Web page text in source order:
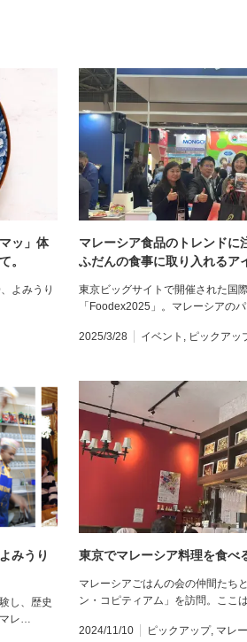
ッ」体
。
よみうり
マレーシア食品のトレンドに
ふだんの食事に取り入れるア
東京ビッグサイトで開催された国
「Foodex2025」。マレーシアの
2025/3/28 イベント , ピックアッ
みうり
し、歴史
マレ…
東京でマレーシア料理を食べ
マレーシアごはんの会の仲間たち
ン・コピティアム」を訪問。ここ
2024/11/10 ピックアップ, マレ